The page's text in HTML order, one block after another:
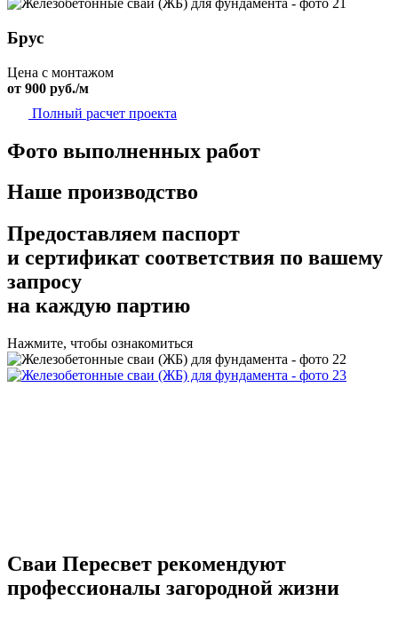
Брус
Цена с монтажом
от 900 руб./м
Полный расчет проекта
Фото выполненных работ
Наше производство
Предоставляем паспорт
и сертификат соответствия по вашему
запросу
на каждую партию
Нажмите, чтобы ознакомиться
Сваи Пересвет рекомендуют
профессионалы загородной жизни